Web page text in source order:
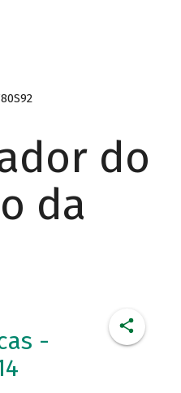
do
da
-